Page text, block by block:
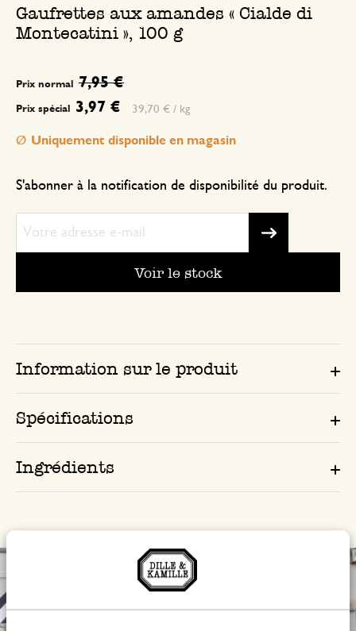
Gaufrettes aux amandes « Cialde di
Montecatini », 100 g
Prix spécial 3,97 €
Prix normal 7,95 €
39,70 € / kg
S'abonner à la notification de disponibilité du produit.
Voir le stock
Uniquement disponible en magasin
Information sur le produit
Spécifications
Ingrédients